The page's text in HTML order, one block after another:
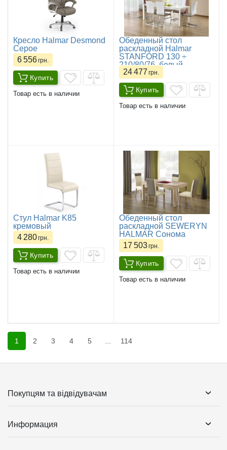
Кресло Halmar Desmond
Серое
6 556грн.
Купить
Товар есть в наличии
Обеденный стол
раскладной Halmar
STANFORD 130 ÷
210/80/76, белый
24 477 грн.
Купить
Товар есть в наличии
Стул Halmar K85
кремовый
4 280грн.
Купить
Товар есть в наличии
Обеденный стол
раскладной SEWERYN
HALMAR Сонома
17 503грн.
Купить
Товар есть в наличии
1 2 3 4 5 114
Покупцям та відвідувачам
Информация